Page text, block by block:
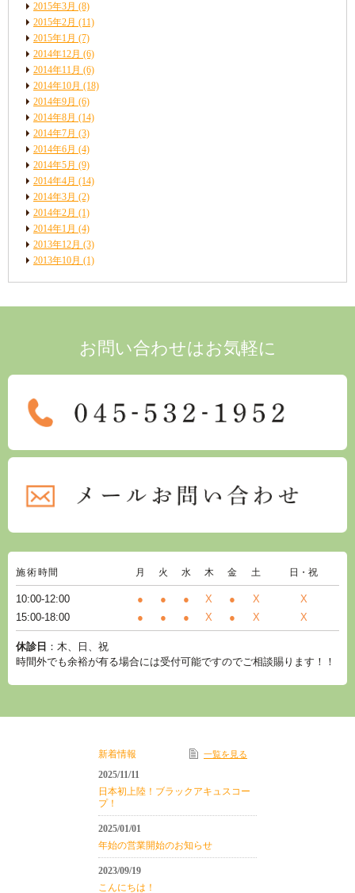
2015年3月 (8)
2015年2月 (11)
2015年1月 (7)
2014年12月 (6)
2014年11月 (6)
2014年10月 (18)
2014年9月 (6)
2014年8月 (14)
2014年7月 (3)
2014年6月 (4)
2014年5月 (9)
2014年4月 (14)
2014年3月 (2)
2014年2月 (1)
2014年1月 (4)
2013年12月 (3)
2013年10月 (1)
お問い合わせはお気軽に
施術時間 月 火 水 木 金 土 日・祝
10:00-12:00 ● ● ● X ● X
X
15:00-18:00
● ● ● X ● X X
休診日 ：木、日、祝
時間外でも余裕が有る場合には受付可能ですのでご相談賜ります！！
新着情報 一覧を見る
2025/11/11
日本初上陸！ブラックアキュスコー
プ！
2025/01/01
年始の営業開始のお知らせ
2023/09/19
こんにちは！